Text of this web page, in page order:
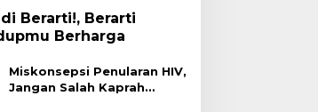
Berarti!, Berarti
Berharga
Miskonsepsi Penularan HIV,
Jangan Salah Kaprah